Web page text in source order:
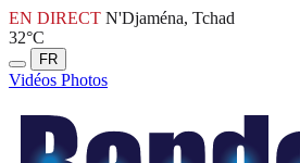
EN DIRECT N'Djaména, Tchad
32°C
FR
Vidéos Photos